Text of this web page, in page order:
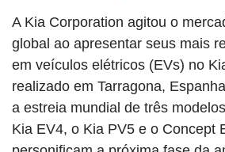
A Kia Corporation agitou o
global ao apresentar seus mais
em veículos elétricos (EVs) no
realizado em Tarragona,
a estreia mundial de três
Kia EV4, o Kia PV5 e o Concept